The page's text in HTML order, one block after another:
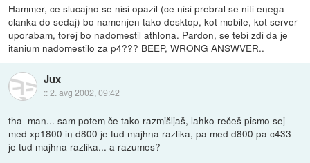
Hammer, ce slucajno se nisi opazil (ce nisi prebral se niti enega
clanka do sedaj) bo namenjen tako desktop, kot mobile, kot server
uporabam, torej bo nadomestil athlona. Pardon, se tebi zdi da je
itanium nadomestilo za p4??? BEEP, WRONG ANSWVER..
Jux
::2. avg 2002, 09:42
tha_man... sam potem če tako razmišljaš, lahko rečeš pismo sej
med xp1800 in d800 je tud majhna razlika, pa med d800 pa c433
je tud majhna razlika... a razumes?